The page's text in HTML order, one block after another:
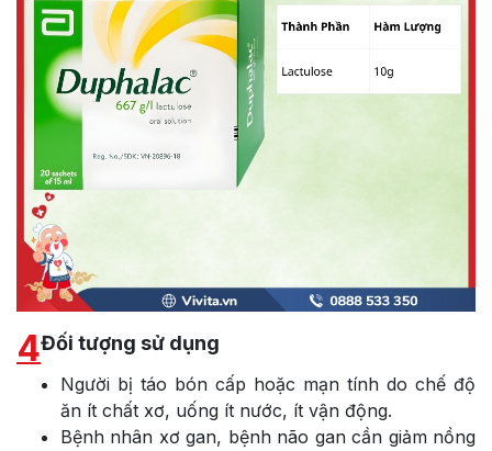
4Đối tượng sử dụng
Người bị táo bón cấp hoặc mạn tính do chế độ
ăn ít chất xơ, uống ít nước, ít vận động.
Bệnh nhân xơ gan, bệnh não gan cần giảm nồng